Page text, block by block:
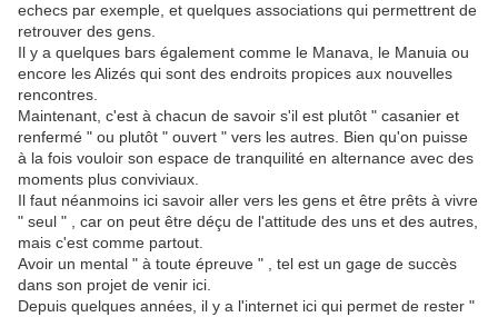
echecs par exemple, et quelques associations qui permettrent de
retrouver des gens.
Il y a quelques bars également comme le Manava, le Manuia ou
encore les Alizés qui sont des endroits propices aux nouvelles
rencontres.
Maintenant, c'est à chacun de savoir s'il est plutôt " casanier et
renfermé " ou plutôt " ouvert " vers les autres. Bien qu'on puisse
à la fois vouloir son espace de tranquilité en alternance avec des
moments plus conviviaux.
Il faut néanmoins ici savoir aller vers les gens et être prêts à vivre
" seul " , car on peut être déçu de l'attitude des uns et des autres,
mais c'est comme partout.
Avoir un mental " à toute épreuve " , tel est un gage de succès
dans son projet de venir ici.
Depuis quelques années, il y a l'internet ici qui permet de rester "